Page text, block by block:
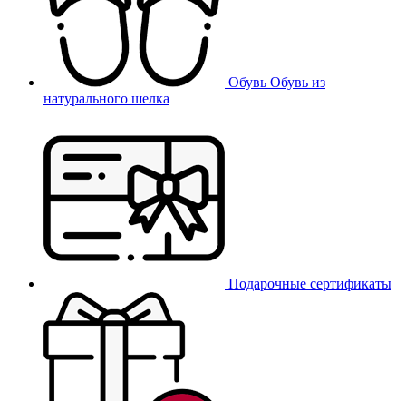
Обувь Обувь из
натурального шелка
Подарочные сертификаты